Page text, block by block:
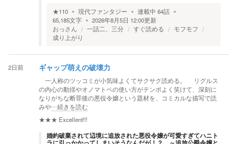
★110 現代ファンタジー 連載中 64話
65,185文字 2026年8月5日 12:00更新
おっさん
一話二、三分 すぐ読める
モフモフ
成り上がり
2日前 ギャップ萌えの破壊力
一人称のツッコミが小気味よくてサクサク読める。 リグルス
の内心の動揺やオノマトペの使い方がテンポよく笑けて、深刻に
なりがちな断罪後の悪役令嬢という題材を、コミカルな描写で読
みや…続きを読む
★★★ Excellent!!!
婚約破棄されて辺境に追放された悪役令嬢が可愛すぎてハニト